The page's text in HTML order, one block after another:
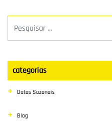
categorias
Datas Sazonais
Blog